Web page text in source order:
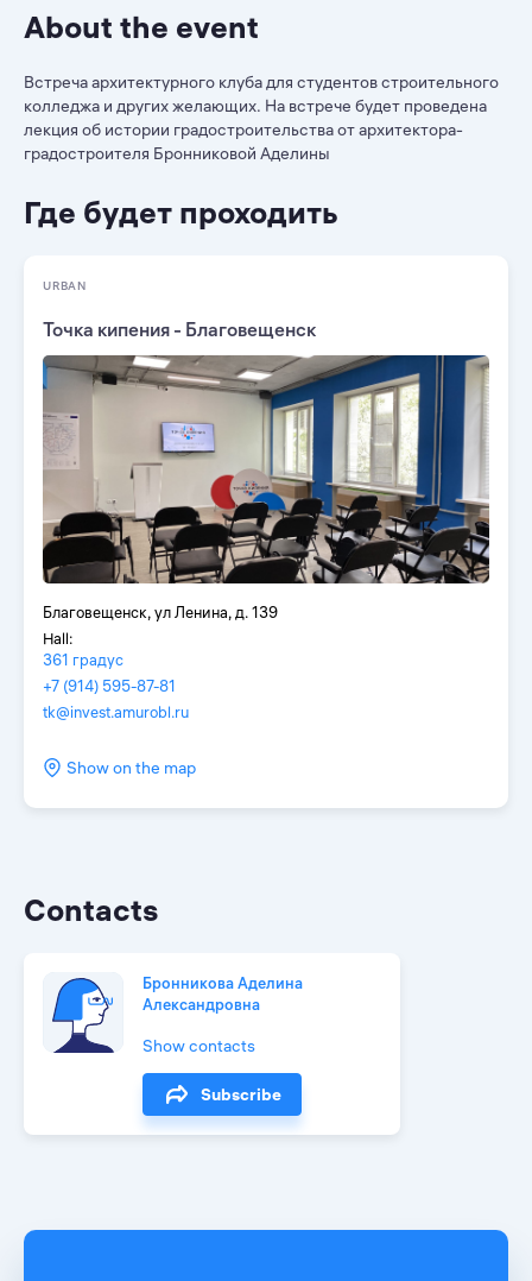
About the event
Встреча архитектурного клуба для студентов строительного
колледжа и других желающих. На встрече будет проведена
лекция об истории градостроительства от архитектора-
градостроителя Бронниковой Аделины
Где будет проходить
URBAN
Точка кипения - Благовещенск
Благовещенск, ул Ленина, д. 139
Hall:
361 градус
+7 (914) 595-87-81
tk@invest.amurobl.ru
Show on the map
Contacts
Бронникова Аделина
Александровна
Show contacts
Subscribe